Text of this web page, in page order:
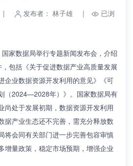
| 发布者： 林子雄 |
已浏
家数据局举行专题新闻发布会，介绍
包括《关于促进数据产业高质量发展
企业数据资源开发利用的意见》《可
（2024—2028年）》。国家数据局有
尚处于发展初期，数据资源开发利用
据产业生态还不完善，需充分释放数
将会同有关部门进一步完善包容审慎
增量政策，稳定市场预期，增强企业